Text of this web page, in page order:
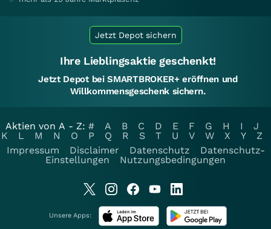
Jetzt Depot sichern
Ihre Lieblingsaktie geschenkt!
Jetzt Depot bei SMARTBROKER+ eröffnen und
Willkommensgeschenk sichern.
Aktien von A - Z: # A B C D E F G H I
J
K
L M N O P Q R S T U V W X Y
Z
Impressum
Disclaimer Datenschutz
Datenschutz-
Einstellungen
Nutzungsbedingungen
Unsere Apps: